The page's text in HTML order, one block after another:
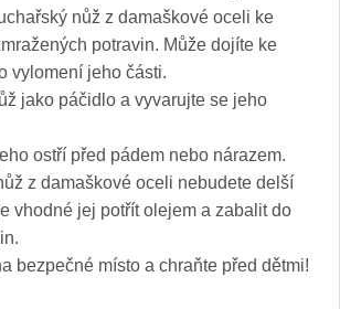
nůž z damaškové oceli ke
potravin. Může dojíte ke
vylomení jeho části.
jako páčidlo a vyvarujte se jeho
ostří před pádem nebo nárazem.
z damaškové oceli nebudete delší
vhodné jej potřít olejem a zabalit do
bezpečné místo a chraňte před dětmi!